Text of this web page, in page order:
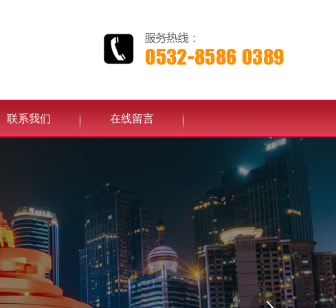
联系我们 在线留言